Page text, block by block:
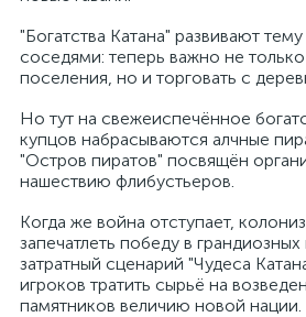
"Богатства Катана" развивают
соседями: теперь важно не только
поселения, но и торговать с
Но тут на свежеиспечённое
купцов набрасываются алчные
"Остров пиратов" посвящён
нашествию флибустьеров.
Когда же война отступает,
запечатлеть победу в
затратный сценарий "Чудеса
игроков тратить сырьё на
памятников величию новой нации.